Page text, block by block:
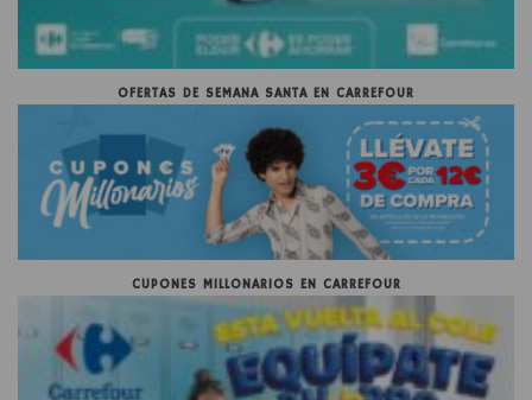
OFERTAS DE SEMANA SANTA EN CARREFOUR
CUPONES MILLONARIOS EN CARREFOUR